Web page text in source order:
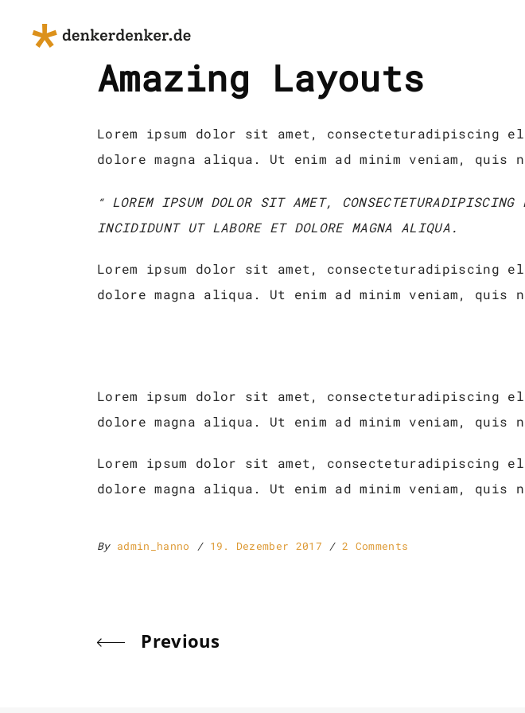
Amazing Layouts
Lorem ipsum dolor sit amet, consecteturadipiscing
dolore magna aliqua. Ut enim ad minim veniam,
LOREM IPSUM DOLOR SIT AMET,
INCIDIDUNT UT LABORE ET DOLORE MAGNA ALIQUA.
Lorem ipsum dolor sit amet, consecteturadipiscing
dolore magna aliqua. Ut enim ad minim veniam, quis
Lorem ipsum dolor sit amet, consecteturadipiscing
dolore magna aliqua. Ut enim ad minim veniam, quis
Lorem ipsum dolor sit amet, consecteturadipiscing
dolore magna aliqua. Ut enim ad minim veniam,
By admin_hanno 19. Dezember 2017 2 Comments
Previous